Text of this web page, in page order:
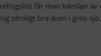
relingslist får man känslan av
sig otroligt bra även i grov sjö.